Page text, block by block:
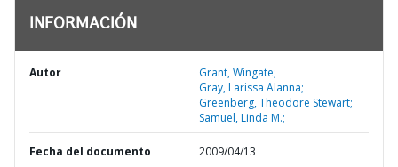
INFORMACIÓN
Autor
Grant, Wingate;
Gray, Larissa Alanna;
Greenberg, Theodore Stewart;
Samuel, Linda M.;
Fecha del documento 2009/04/13